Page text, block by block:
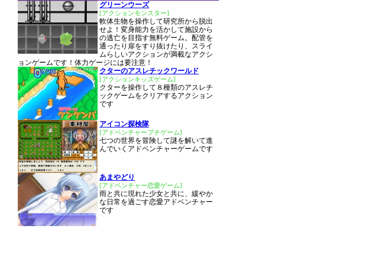
グリーンウーズ
[アクションモンスター]
軟体生物を操作して研究所から脱出
せよ！変身能力を活かして施設から
の逃亡を目指す無料ゲーム。配管を
通ったり扉をすり抜けたり、スライ
ムらしいアクションが満載なアクシ
ョンゲームです！体力ゲージには要注意！
クターのアスレチックワールド
[アクションキッズゲーム]
クターを操作して８種類のアスレチ
ックゲームをクリアするアクション
です
アイコン探検隊
[アドベンチャープチゲーム]
七つの世界を冒険して謎を解いて進
んでいくアドベンチャーゲームです
あまやどり
[アドベンチャー恋愛ゲーム]
雨と共に現れた少女と共に、緩やか
な日常を過ごす恋愛アドベンチャー
です